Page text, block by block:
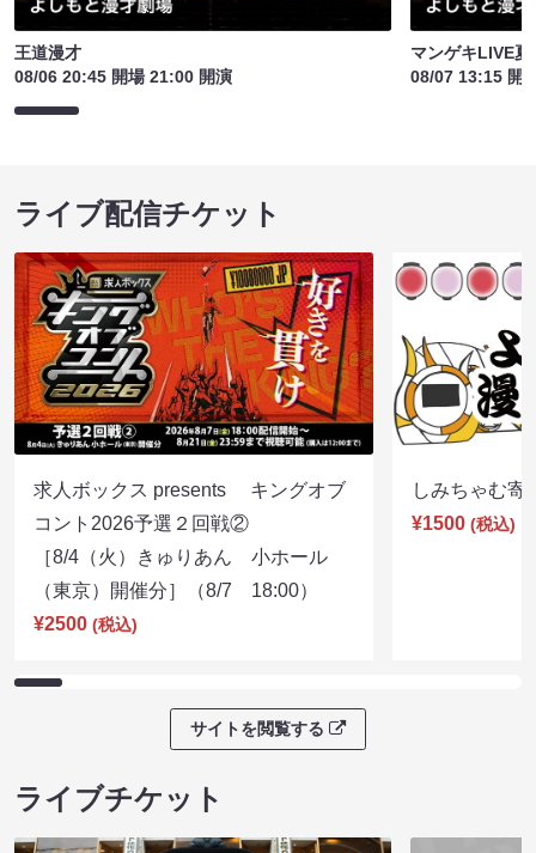
王道漫才
08/06 20:45 開場 21:00 開演
マンゲキLIVE夏
08/07 13:15 開
ライブ配信チケット
求人ボックス presents キングオブ
コント2026予選２回戦②
［8/4（火）きゅりあん 小ホール
（東京）開催分］（8/7 18:00）
¥2500 (税込)
しみちゃむ
¥1500 (税込)
サイトを閲覧する
ライブチケット